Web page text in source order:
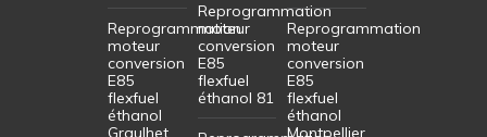
Reprogrammation
moteur
conversion
E85
flexfuel
éthanol
Graulhet
Reprogrammation
moteur
conversion
E85
flexfuel
éthanol 81
Reprogrammation
moteur
conversion
E85
flexfuel
éthanol
Montpellier